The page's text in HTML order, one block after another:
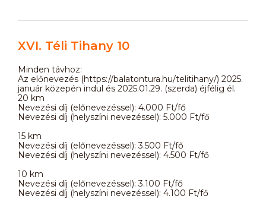
XVI. Téli Tihany 10
Minden távhoz:
Az előnevezés (https://balatontura.hu/telitihany/) 2025.
január közepén indul és 2025.01.29. (szerda) éjfélig él.
20 km
Nevezési díj (előnevezéssel): 4.000 Ft/fő
Nevezési díj (helyszíni nevezéssel): 5.000 Ft/fő
15 km
Nevezési díj (előnevezéssel): 3.500 Ft/fő
Nevezési díj (helyszíni nevezéssel): 4.500 Ft/fő
10 km
Nevezési díj (előnevezéssel): 3.100 Ft/fő
Nevezési díj (helyszíni nevezéssel): 4.100 Ft/fő